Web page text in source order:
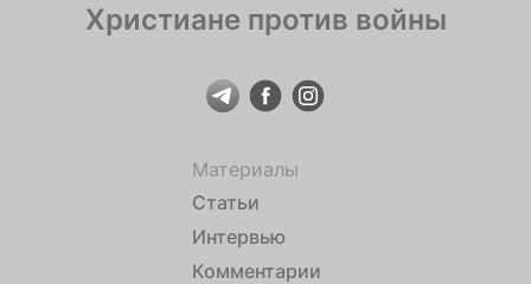
Христиане против войны
Материалы
Статьи
Интервью
Комментарии